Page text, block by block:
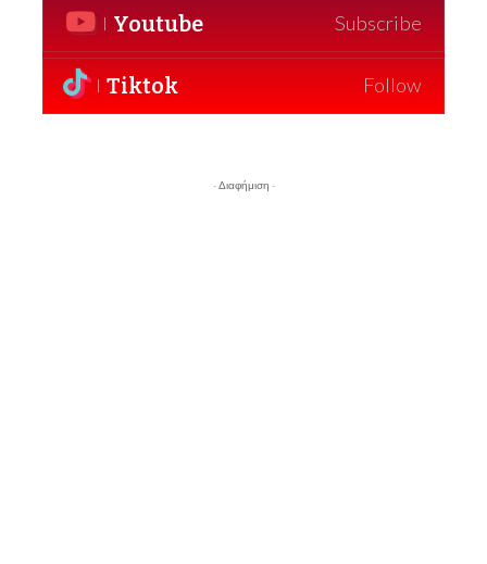
Youtube Subscribe
Tiktok Follow
- Διαφήμιση -